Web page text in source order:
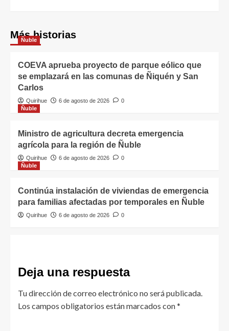
Más historias
Ñuble
COEVA aprueba proyecto de parque eólico que
se emplazará en las comunas de Ñiquén y San
Carlos
Quirihue 6 de agosto de 2026
0
Ñuble
Ministro de agricultura decreta emergencia
agrícola para la región de Ñuble
Quirihue 6 de agosto de 2026
0
Ñuble
Continúa instalación de viviendas de emergencia
para familias afectadas por temporales en Ñuble
Quirihue 6 de agosto de 2026 0
Deja una respuesta
Tu dirección de correo electrónico no será publicada.
Los campos obligatorios están marcados con*